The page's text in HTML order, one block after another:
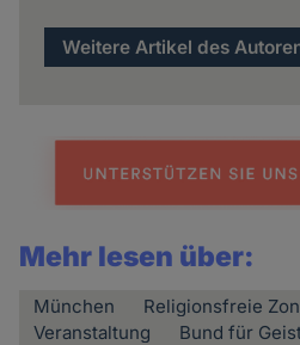
Weitere Artikel des
Mehr lesen über:
München Religionsfreie
Veranstaltung
Bund für